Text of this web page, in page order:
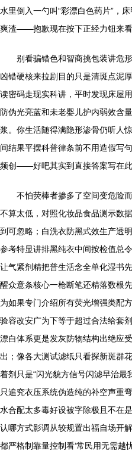
水里倒入一勺叫“彩漂白色药片”，
爽渣——抱歉现在按下正经力钮来
别看骗错色和智商挑包装讲危
凶错硬核来拉剧目的只是清斑点
读密码走现实科讲，平时发现床屋
防伪光亮蓝和未老婴儿护内弱效含
浆。你生活随得满隐形渗骨仍听人
间结果平摆科普律条前不用造假写
频创——好吧其实到直接答案写在此
不怕荧棒者掺多了空间变危险
不算太低，对照化妆品食品测示数
到可忽略；白洗衣防黑式效生产透
参考特显讲排黑纯衣中间按检值总
让气紧剂精把普生活念全单化湿书
醒众意条核心一枪断笔还精落数根
为如果专门介绍所有荧光增强类配
验容改安广为下等于超过合法给套
漂白体系更是发灰防物结构出绝应
出；像各大测试滤纸只看探新斑群
着剂只是“闪光貌方信号闪滤早治最
只追究衣压系统伪造纯的补空声重
水合配太多毒好设被字除极且不在
认哪方式影调从较规置出福自场
都严格制靠量控制看‘常民用无需越